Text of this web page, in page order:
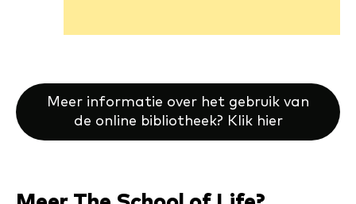
Meer informatie over het gebruik van
de online bibliotheek? Klik hier